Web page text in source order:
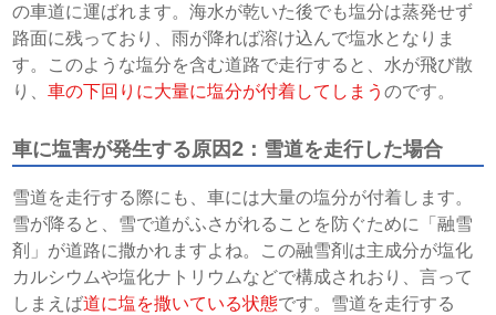
の車道に運ばれます。海水が乾いた後でも塩分は蒸発せず
路面に残っており、雨が降れば溶け込んで塩水となりま
す。このような塩分を含む道路で走行すると、水が飛び散
り、車の下回りに大量に塩分が付着してしまうのです。
車に塩害が発生する原因2：雪道を走行した場合
雪道を走行する際にも、車には大量の塩分が付着します。
雪が降ると、雪で道がふさがれることを防ぐために「融雪
剤」が道路に撒かれますよね。この融雪剤は主成分が塩化
カルシウムや塩化ナトリウムなどで構成されおり、言って
しまえば道に塩を撒いている状態です。雪道を走行する